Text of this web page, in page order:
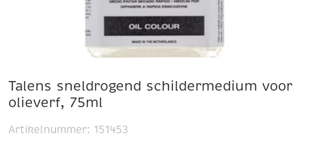
Talens sneldrogend schildermedium voor
olieverf, 75ml
Artikelnummer: 151453